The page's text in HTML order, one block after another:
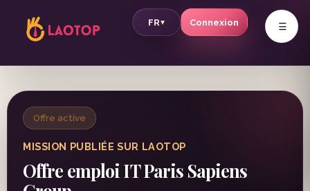
FR▾ Connexion v
Offre active
MISSION PUBLIÉE SUR LAOTOP
Offre emploi IT Paris Sapiens